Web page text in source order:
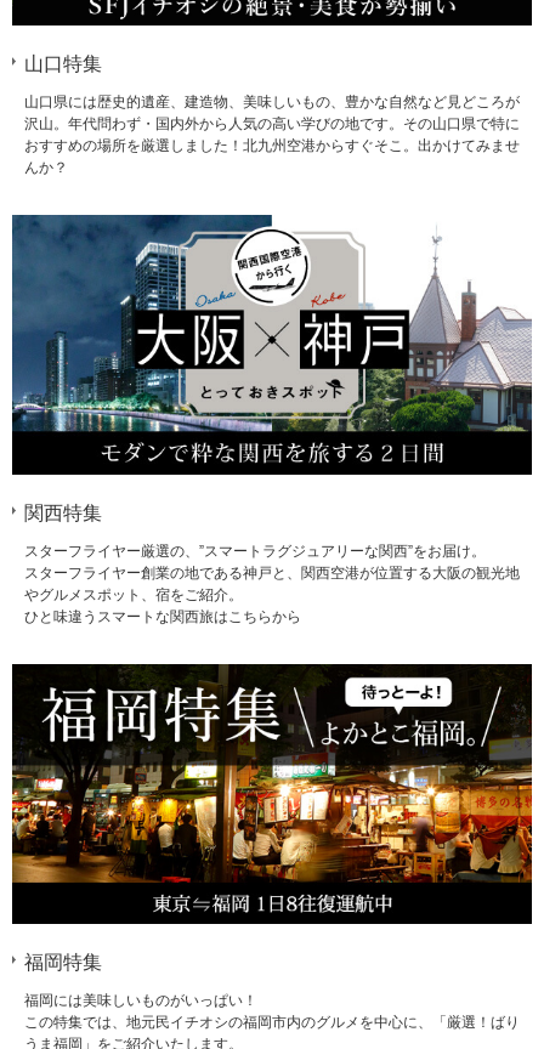
山口特集
山口県には歴史的遺産、建造物、美味しいもの、豊かな自然など見どころが
沢山。年代問わず・国内外から人気の高い学びの地です。その山口県で特に
おすすめの場所を厳選しました！北九州空港からすぐそこ。出かけてみませ
んか？
関西特集
スターフライヤー厳選の、”スマートラグジュアリーな関西”をお届け。
スターフライヤー創業の地である神戸と、関西空港が位置する大阪の観光地
やグルメスポット、宿をご紹介。
ひと味違うスマートな関西旅はこちらから
福岡特集
福岡には美味しいものがいっぱい！
この特集では、地元民イチオシの福岡市内のグルメを中心に、「厳選！ばり
うま福岡」をご紹介いたします。